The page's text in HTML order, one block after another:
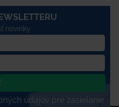
novinky
údajov pre zasielanie